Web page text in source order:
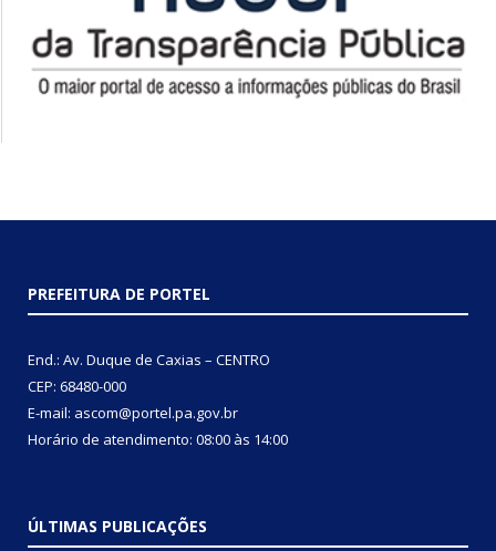
PREFEITURA DE PORTEL
End.: Av. Duque de Caxias – CENTRO
CEP: 68480-000
E-mail: ascom@portel.pa.gov.br
Horário de atendimento: 08:00 às 14:00
ÚLTIMAS PUBLICAÇÕES